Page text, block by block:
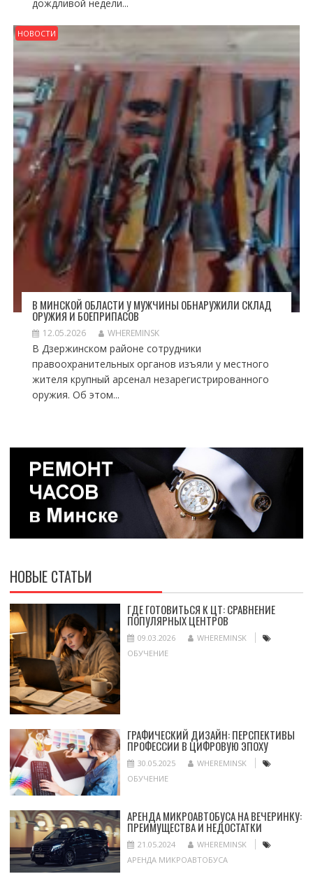
дождливой недели...
НОВОСТИ
В МИНСКОЙ ОБЛАСТИ У МУЖЧИНЫ ОБНАРУЖИЛИ СКЛАД
ОРУЖИЯ И БОЕПРИПАСОВ
12.05.2026 WHEREMINSK
В Дзержинском районе сотрудники
правоохранительных органов изъяли у местного
жителя крупный арсенал незарегистрированного
оружия. Об этом...
НОВЫЕ СТАТЬИ
ГДЕ ГОТОВИТЬСЯ К ЦТ: СРАВНЕНИЕ
ПОПУЛЯРНЫХ ЦЕНТРОВ
09.03.2026
WHEREMINSK
ОБУЧЕНИЕ
ГРАФИЧЕСКИЙ ДИЗАЙН: ПЕРСПЕКТИВЫ
ПРОФЕССИИ В ЦИФРОВУЮ ЭПОХУ
30.05.2025
WHEREMINSK
ОБУЧЕНИЕ
АРЕНДА МИКРОАВТОБУСА НА ВЕЧЕРИНКУ:
ПРЕИМУЩЕСТВА И НЕДОСТАТКИ
21.05.2024
WHEREMINSK
АРЕНДА МИКРОАВТОБУСА